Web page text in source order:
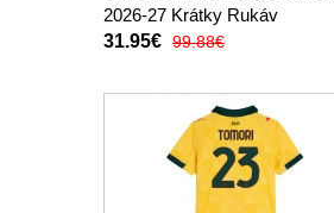
2026-27 Krátky Rukáv
31.95€ 99.88€